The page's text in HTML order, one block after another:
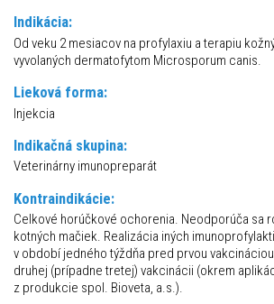
Indikácia:
Od veku 2 mesiacov na profylaxiu a terapiu
vyvolaných dermatofytom Microsporum canis.
Lieková forma:
Injekcia
Indikačná skupina:
Veterinárny imunopreparát
Kontraindikácie:
Celkové horúčkové ochorenia. Neodporúča sa
kotných mačiek. Realizácia iných
v období jedného týždňa pred prvou
druhej (prípadne tretej) vakcinácii (okrem
z produkcie spol. Bioveta, a.s.).